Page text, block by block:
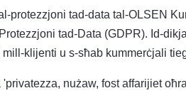
protezzjoni tad-data tal-OLSEN
tad-Data (GDPR). Id-
klijenti u s-sħab kummerċjali
nużaw, fost affarijiet